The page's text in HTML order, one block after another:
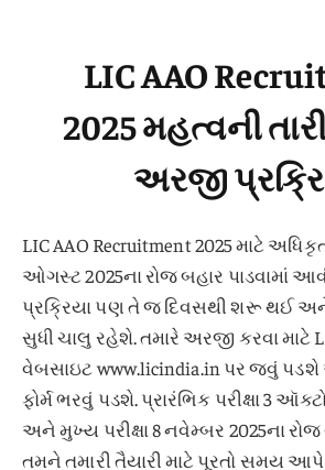
LIC AAO
2025 મહત્વની
અરજી
LIC AAO Recruitment 2025 માટે
ઓગસ્ટ 2025ના રોજ બહાર પાડવામાં
પ્રક્રિયા પણ તે જ દિવસથી શરૂ થઈ અને
સુધી ચાલુ રહેશે. તમારે અરજી કરવા માટે
વેબસાઇટ www.licindia.in પર જવું
ફોર્મ ભરવું પડશે. પ્રારંભિક પરીક્ષા 3
અને મુખ્ય પરીક્ષા 8 નવેમ્બર 2025ના
તમને તમારી તૈયારી માટે પૂરતો સમય